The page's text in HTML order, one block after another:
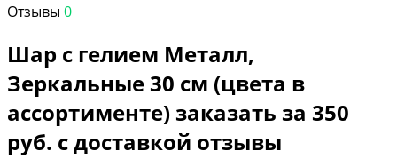
Отзывы 0
Шар с гелием Металл,
Зеркальные 30 см (цвета в
ассортименте) заказать за 350
руб. с доставкой отзывы